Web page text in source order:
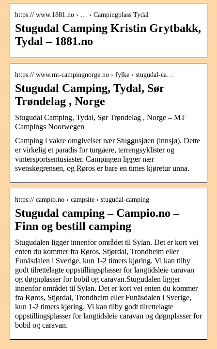
https:// www.1881.no › … › Campingplass Tydal
Stugudal Camping Kristin Grytbakk,
Tydal – 1881.no
https:// www.mt-campingnorge.no › fylke › stugudal-ca…
Stugudal Camping, Tydal, Sør
Trøndelag , Norge
Stugudal Camping, Tydal, Sør Trøndelag , Norge – MT
Campings Noorwegen
Camping i vakre omgivelser nær Stuggusjøen (innsjø). Dette
er virkelig et paradis for turgåere, terrengsyklister og
vintersportsentusiaster. Campingen ligger nær
svenskegrensen, og Røros er bare en times kjøretur unna.
https:// campio.no › campsite › stugudal-camping
Stugudal camping – Campio.no –
Finn og bestill camping
Stugudalen ligger innenfor området til Sylan. Det er kort vei
enten du kommer fra Røros, Stjørdal, Trondheim eller
Funäsdalen i Sverige, kun 1-2 timers kjøring. Vi kan tilby
godt tilrettelagte oppstillingsplasser for langtidsleie caravan
og døgnplasser for bobil og caravan.Stugudalen ligger
innenfor området til Sylan. Det er kort vei enten du kommer
fra Røros, Stjørdal, Trondheim eller Funäsdalen i Sverige,
kun 1-2 timers kjøring. Vi kan tilby godt tilrettelagte
oppstillingsplasser for langtidsleie caravan og døgnplasser for
bobil og caravan.